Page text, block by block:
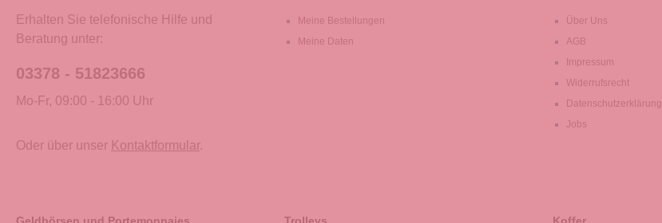
Erhalten Sie telefonische Hilfe und
Beratung unter:
03378 - 51823666
Mo-Fr, 09:00 - 16:00 Uhr
Oder über unser Kontaktformular.
Meine Bestellungen
Meine Daten
Über Uns
AGB
Impressum
Widerrufsrecht
Datenschutzerklärung
Jobs